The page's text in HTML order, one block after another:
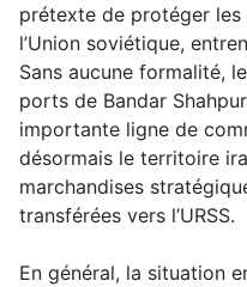
prétexte de protéger les
l’Union soviétique,
Sans aucune formalité,
ports de Bandar
importante ligne de
désormais le territoire
marchandises
transférées vers l’URSS.
En général, la situation